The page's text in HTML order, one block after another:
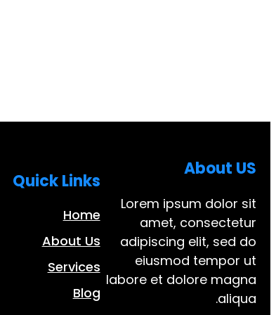
About US
Lorem ipsum dolor sit
amet, consectetur
adipiscing elit, sed do
eiusmod tempor ut
labore et dolore magna
aliqua.
Quick Links
Home
About Us
Services
Blog